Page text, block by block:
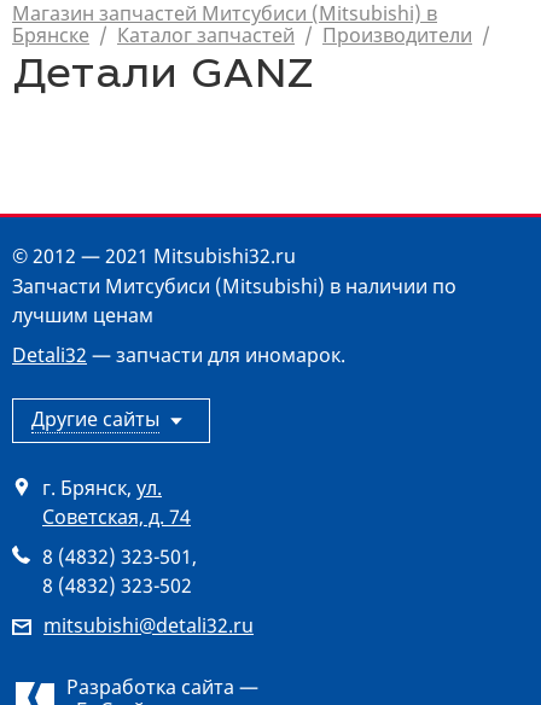
Магазин запчастей Митсубиси (Mitsubishi) в
Брянске / Каталог запчастей / Производители /
Детали GANZ
© 2012 — 2021 Mitsubishi32.ru
Запчасти Митсубиси (Mitsubishi) в наличии по
лучшим ценам
Detali32 — запчасти для иномарок.
Другие сайты
г. Брянск, ул.
Советская, д. 74
8 (4832) 323-501,
8 (4832) 323-502
mitsubishi@detali32.ru
Разработка сайта —